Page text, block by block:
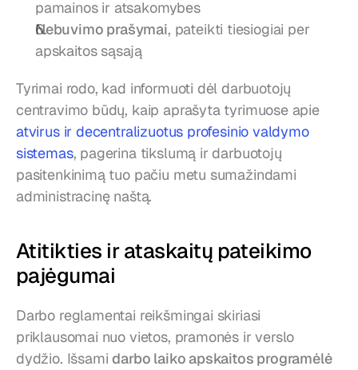
pamainos ir atsakomybes
Nebuvimo prašymai, pateikti tiesiogiai per
apskaitos sąsają
Tyrimai rodo, kad informuoti dėl darbuotojų
centravimo būdų, kaip aprašyta tyrimuose apie
atvirus ir decentralizuotus profesinio valdymo
sistemas, pagerina tikslumą ir darbuotojų
pasitenkinimą tuo pačiu metu sumažindami
administracinę naštą.
Atitikties ir ataskaitų pateikimo
pajėgumai
Darbo reglamentai reikšmingai skiriasi
priklausomai nuo vietos, pramonės ir verslo
dydžio. Išsami darbo laiko apskaitos programėlė